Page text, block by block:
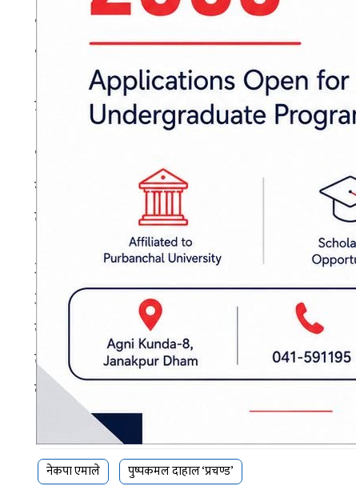
‘हिजै हामी समाजवादी मोर्चामा
‘पार्लियामेन्टमा सहकार्य, सडकमा सहकार्य र
उनले तत्काल पार्टी एकता नगरेपनि सहकार्य गरेर
‘अहिले एमालेसँग तत्कालै एकताको कुरा हामीले
सहकार्य गर्दा नयाँ ठाउँमा पुर्‍याउन सकिन्छ,’ उनले
त्यसकारण दोस्रो हामीले भनेका छौं सहकार्य
आफूमाथि हुने गरेका आलोचना र सामाजिक सञ्जालको
अगाडि बढ्न आग्रह गरे । आफूहरू ‘घण्टी बजाउने
बताए । ‘हामी जस्तोसुकै क्रमभङ्ग गर्न तयार भएका
तपाईंहरू बोल्डली अगाडि आउनुस्,’ उनले भने,
कस्तो हुँदो रहेछ । प्रचण्डको अन्तिम क्रमभङ्ग हेरेर
प्रकाशित मिति: २०८३ असार १२, शुक्रबार १७:३३
नेकपा एमाले पुष्पकमल दाहाल ‘प्रचण्ड’